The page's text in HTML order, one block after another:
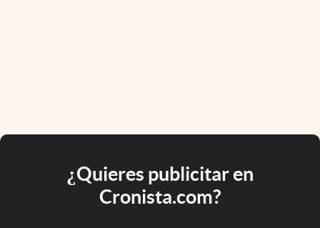
¿Quieres publicitar en
Cronista.com?